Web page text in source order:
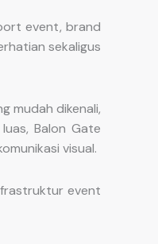
event, brand
sekaligus
mudah dikenali,
Balon Gate
visual.
event